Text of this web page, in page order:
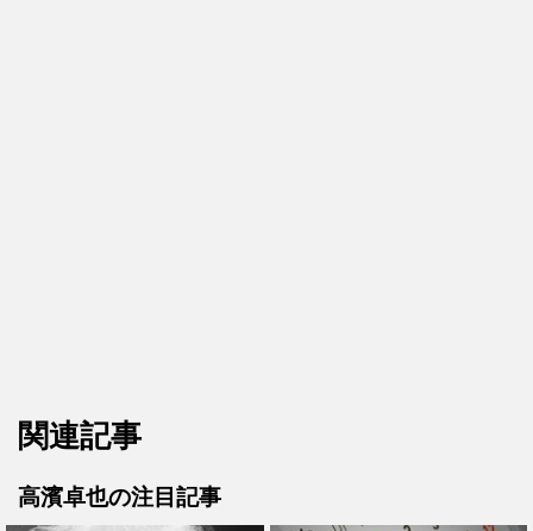
関連記事
高濱卓也の注目記事